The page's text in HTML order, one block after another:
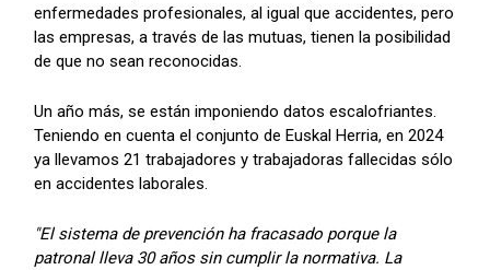
enfermedades profesionales, al igual que accidentes, pero
las empresas, a través de las mutuas, tienen la posibilidad
de que no sean reconocidas.
Un año más, se están imponiendo datos escalofriantes.
Teniendo en cuenta el conjunto de Euskal Herria, en 2024
ya llevamos 21 trabajadores y trabajadoras fallecidas sólo
en accidentes laborales.
"El sistema de prevención ha fracasado porque la
patronal lleva 30 años sin cumplir la normativa. La